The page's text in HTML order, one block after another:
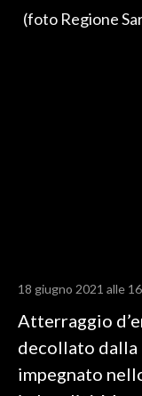
BANDI
ALTRI SPORT
CULTURA
(foto Regione
18 giugno 2021 alle
Atterraggio
decollato dalla
impegnato